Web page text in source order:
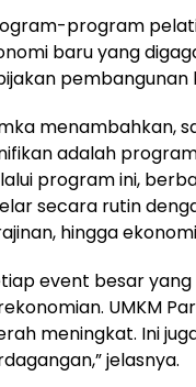
program
baru yang
pembangunan
menambahkan,
adalah
program ini,
secara rutin
hingga
event besar
UMKM
meningkat. Ini
jelasnya.